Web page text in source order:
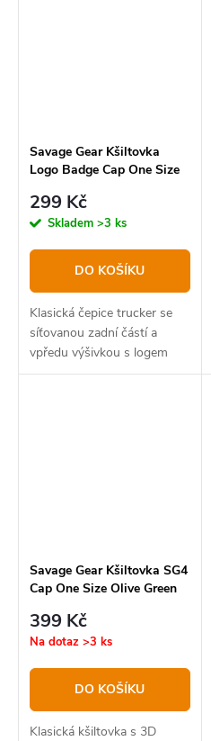
Savage Gear Kšiltovka
Logo Badge Cap One Size
299 Kč
Skladem >3 ks
DO KOŠÍKU
Klasická čepice trucker se
síťovanou zadní částí a
vpředu výšivkou s logem
Savage Gear Kšiltovka SG4
Cap One Size Olive Green
399 Kč
Na dotaz >3 ks
DO KOŠÍKU
Klasická kšiltovka s 3D